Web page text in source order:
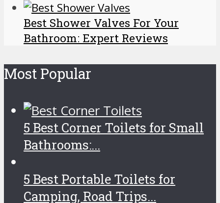
Best Shower Valves For Your
Bathroom: Expert Reviews
Most Popular
5 Best Corner Toilets for Small
Bathrooms:...
5 Best Portable Toilets for
Camping, Road Trips...